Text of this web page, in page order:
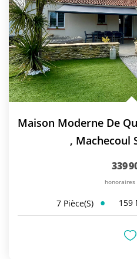
, Machecoul
339
honoraires
7 Pièce(s) 159